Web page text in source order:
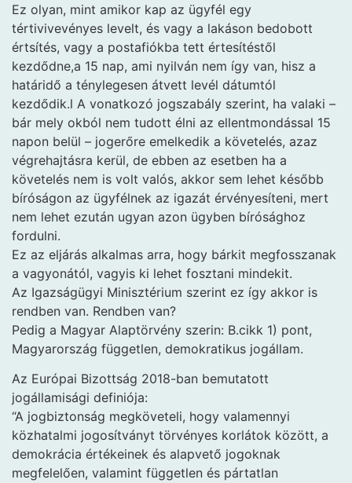
Ez olyan, mint amikor kap az ügyfél egy
tértivivevényes levelt, és vagy a lakáson bedobott
értsítés, vagy a postafiókba tett értesítéstől
kezdődne,a 15 nap, ami nyilván nem így van, hisz a
határidő a ténylegesen átvett levél dátumtól
kezdődik.l A vonatkozó jogszabály szerint, ha valaki –
bár mely okból nem tudott élni az ellentmondással 15
napon belül – jogerőre emelkedik a követelés, azaz
végrehajtásra kerül, de ebben az esetben ha a
követelés nem is volt valós, akkor sem lehet később
bíróságon az ügyfélnek az igazát érvényesíteni, mert
nem lehet ezután ugyan azon ügyben bírósághoz
fordulni.
Ez az eljárás alkalmas arra, hogy bárkit megfosszanak
a vagyonától, vagyis ki lehet fosztani mindekit.
Az Igazságügyi Minisztérium szerint ez így akkor is
rendben van. Rendben van?
Pedig a Magyar Alaptörvény szerin: B.cikk 1) pont,
Magyarország független, demokratikus jogállam.
Az Európai Bizottság 2018-ban bemutatott
jogállamisági definiója:
“A jogbiztonság megköveteli, hogy valamennyi
közhatalmi jogosítványt törvényes korlátok között, a
demokrácia értékeinek és alapvető jogoknak
megfelelően, valamint független és pártatlan